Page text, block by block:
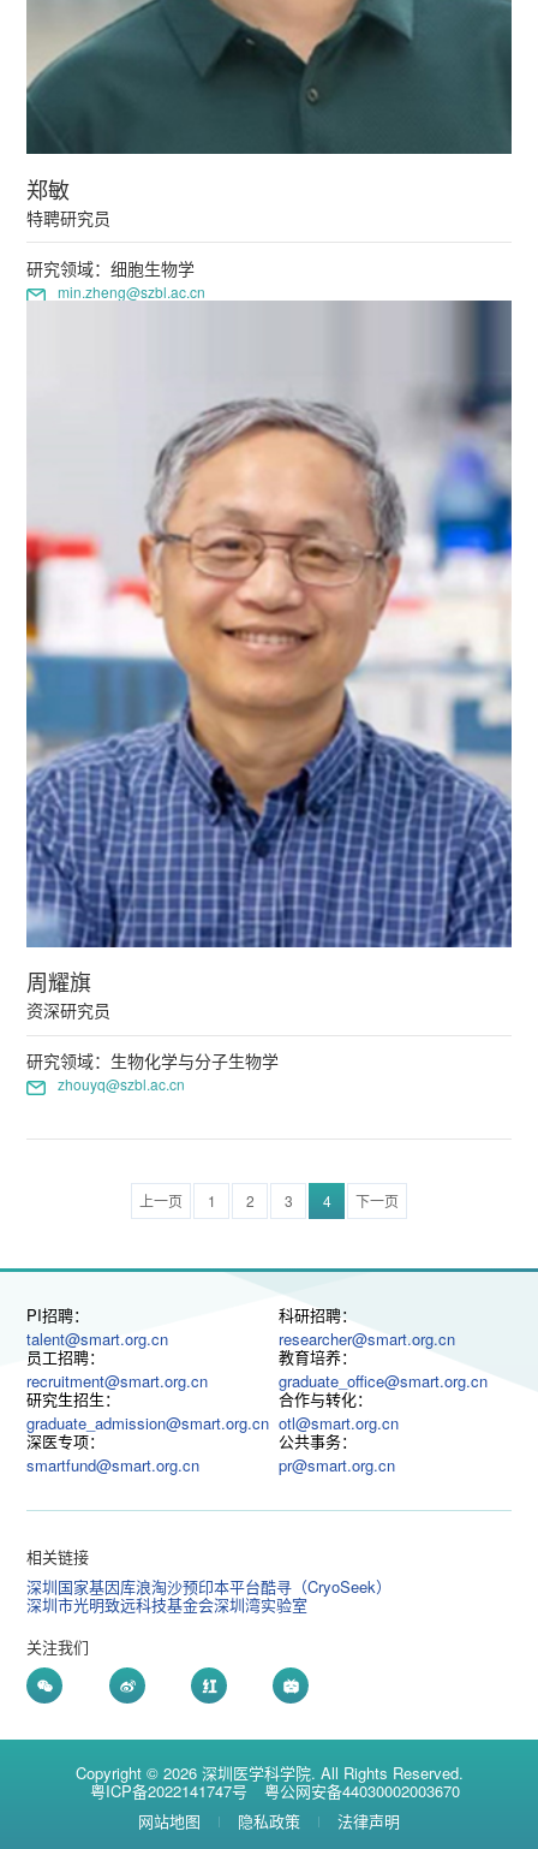
郑敏
特聘研究员
研究领域：细胞生物学
min.zheng@szbl.ac.cn
周耀旗
资深研究员
研究领域：生物化学与分子生物学
zhouyq@szbl.ac.cn
上一页 1 2 3 4 下一页
PI招聘：
talent@smart.org.cn
科研招聘：
researcher@smart.org.cn
员工招聘：
recruitment@smart.org.cn
教育培养：
graduate_office@smart.org.cn
研究生招生：
graduate_admission@smart.org.cn
合作与转化：
otl@smart.org.cn
深医专项：
smartfund@smart.org.cn
公共事务：
pr@smart.org.cn
相关链接
深圳国家基因库浪淘沙预印本平台酷寻（CryoSeek）
深圳市光明致远科技基金会深圳湾实验室
关注我们
Copyright © 2026 深圳医学科学院. All Rights Reserved.
粤ICP备2022141747号
粤公网安备44030002003670
网站地图
隐私政策 法律声明